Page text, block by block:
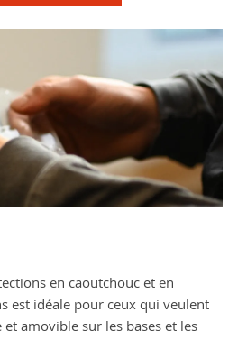
en caoutchouc et en
est idéale pour ceux qui veulent
amovible sur les bases et les